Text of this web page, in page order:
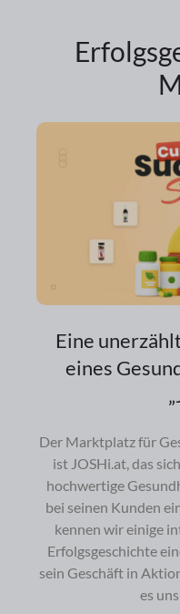
Eine
eines
Der Marktplatz für
ist JOSHi.at, das
hochwertige
bei seinen Kunden
kennen wir einige
Erfolgsgeschichte
sein Geschäft in
es